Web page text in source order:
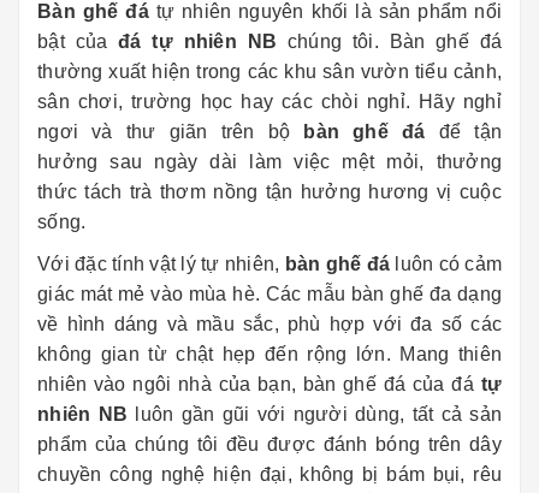
Bàn ghế đá tự nhiên nguyên khối là sản phẩm nổi
bật của đá tự nhiên NB chúng tôi. Bàn ghế đá
thường xuất hiện trong các khu sân vườn tiểu cảnh,
sân chơi, trường học hay các chòi nghỉ. Hãy nghỉ
ngơi và thư giãn trên bộ
bàn ghế đá để tận
hưởng sau ngày dài làm việc mệt mỏi, thưởng
thức tách trà thơm nồng tận hưởng hương vị cuộc
sống.
Với đặc tính vật lý tự nhiên, bàn ghế đá luôn có cảm
giác mát mẻ vào mùa hè. Các mẫu bàn ghế đa dạng
về hình dáng và mầu sắc, phù hợp với đa số các
không gian từ chật hẹp đến rộng lớn. Mang thiên
nhiên vào ngôi nhà của bạn, bàn ghế đá của đá tự
nhiên NB luôn gần gũi với người dùng, tất cả sản
phẩm của chúng tôi đều được đánh bóng trên dây
chuyền công nghệ hiện đại, không bị bám bụi, rêu